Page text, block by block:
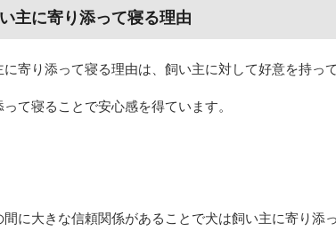
主に寄り添って寝る理由
に寄り添って寝る理由は、飼い主に対して好意を持っ
て寝ることで安心感を得ています。
に大きな信頼関係があることで犬は飼い主に寄り添